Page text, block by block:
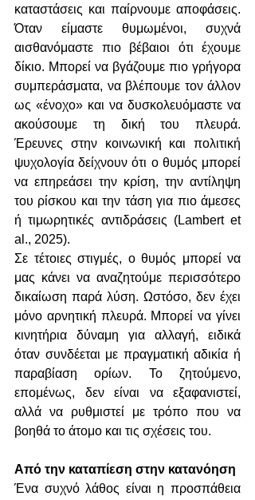
καταστάσεις και παίρνουμε αποφάσεις.
Όταν είμαστε θυμωμένοι, συχνά
αισθανόμαστε πιο βέβαιοι ότι έχουμε
δίκιο. Μπορεί να βγάζουμε πιο γρήγορα
συμπεράσματα, να βλέπουμε τον άλλον
ως «ένοχο» και να δυσκολευόμαστε να
ακούσουμε τη δική του πλευρά.
Έρευνες στην κοινωνική και πολιτική
ψυχολογία δείχνουν ότι ο θυμός μπορεί
να επηρεάσει την κρίση, την αντίληψη
του ρίσκου και την τάση για πιο άμεσες
ή τιμωρητικές αντιδράσεις (Lambert et
al., 2025).
Σε τέτοιες στιγμές, ο θυμός μπορεί να
μας κάνει να αναζητούμε περισσότερο
δικαίωση παρά λύση. Ωστόσο, δεν έχει
μόνο αρνητική πλευρά. Μπορεί να γίνει
κινητήρια δύναμη για αλλαγή, ειδικά
όταν συνδέεται με πραγματική αδικία ή
παραβίαση ορίων. Το ζητούμενο,
επομένως, δεν είναι να εξαφανιστεί,
αλλά να ρυθμιστεί με τρόπο που να
βοηθά το άτομο και τις σχέσεις του.
Από την καταπίεση στην κατανόηση
Ένα συχνό λάθος είναι η προσπάθεια